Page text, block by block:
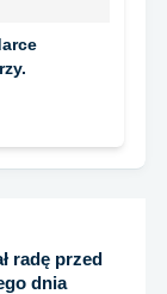
radę przed
dnia